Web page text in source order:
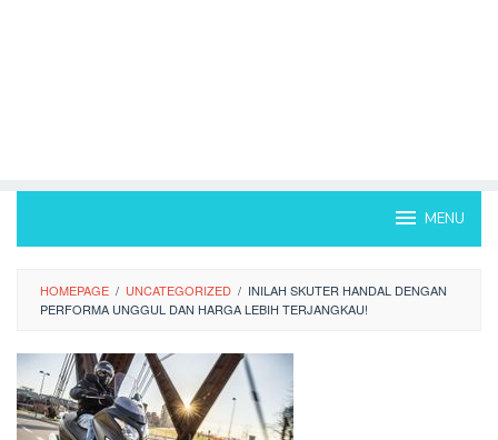
MENU
HOMEPAGE / UNCATEGORIZED / INILAH SKUTER HANDAL DENGAN
PERFORMA UNGGUL DAN HARGA LEBIH TERJANGKAU!